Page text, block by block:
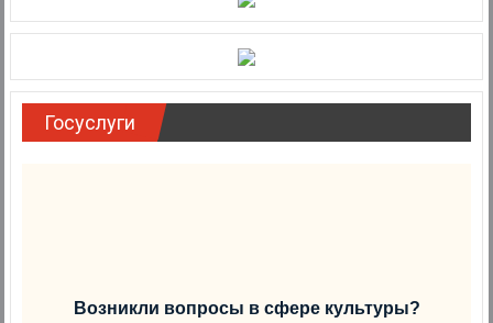
Госуслуги
Возникли вопросы в сфере культуры?